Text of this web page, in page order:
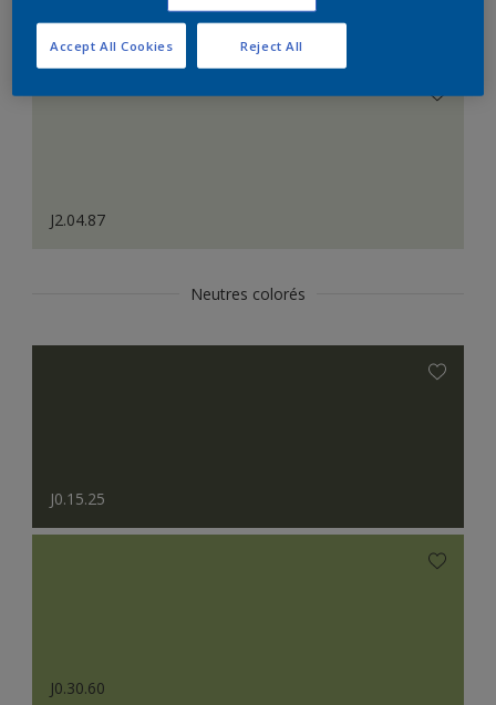
Le Blanc Parfait
J2.04.87
Neutres colorés
J0.15.25
J0.30.60
Reject All
Accept All Cookies